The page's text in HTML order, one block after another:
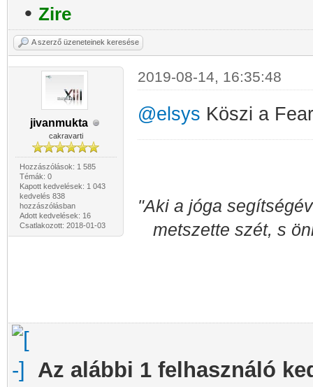
• Zire
A szerző üzeneteinek keresése
jivanmukta
cakravarti
Hozzászólások: 1 585
Témák: 0
Kapott kedvelések: 1 043
kedvelés 838
hozzászólásban
Adott kedvelések: 16
Csatlakozott: 2018-01-03
2019-08-14, 16:35:48
@elsys Köszi a
"Aki a jóga
metszette szét, s
Az alábbi 1 felhasználó